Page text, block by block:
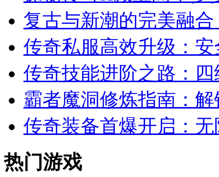
复古与新潮的完美融
传奇私服高效升级：
传奇技能进阶之路：
霸者魔洞修炼指南：
传奇装备首爆开启：
热门游戏